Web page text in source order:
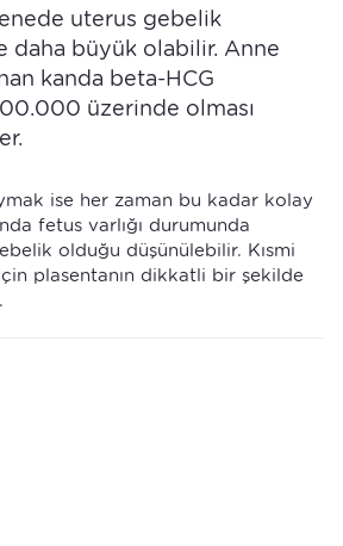
uterus gebelik
daha büyük olabilir. Anne
kanda beta-HCG
üzerinde olması
ise her zaman bu kadar kolay
fetus varlığı durumunda
olduğu düşünülebilir. Kısmi
plasentanın dikkatli bir şekilde